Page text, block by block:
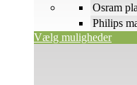
Vælg muligheder
Osram
Philips